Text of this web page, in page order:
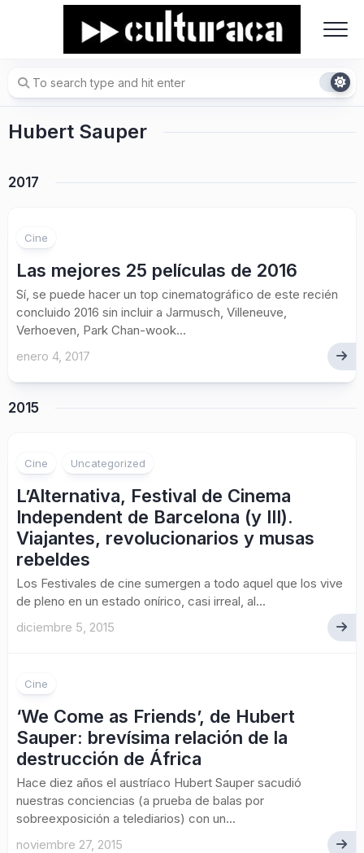
Hubert Sauper
2017
Cine
Las mejores 25 películas de 2016
Sí, se puede hacer un top cinematográfico de este recién
concluido 2016 sin incluir a Jarmusch, Villeneuve,
Verhoeven, Park Chan-wook...
enero 4, 2017
2015
Cine Uncategorized
L’Alternativa, Festival de Cinema
Independent de Barcelona (y III).
Viajantes, revolucionarios y musas
rebeldes
Los Festivales de cine sumergen a todo aquel que los vive
de pleno en un estado onírico, casi irreal, al...
diciembre 5, 2015
Cine
‘We Come as Friends’, de Hubert
Sauper: brevísima relación de la
destrucción de África
Hace diez años el austríaco Hubert Sauper sacudió
nuestras conciencias (a prueba de balas por
sobreexposición a telediarios) con un...
noviembre 27, 2015